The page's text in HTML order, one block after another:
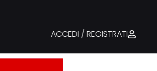
ACCEDI / REGISTRATI